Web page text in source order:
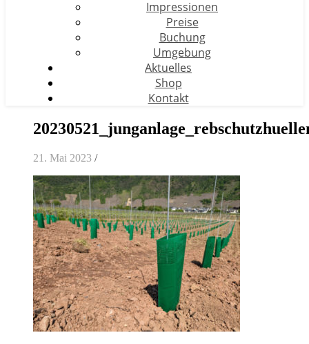
Impressionen
Preise
Buchung
Umgebung
Aktuelles
Shop
Kontakt
21. Mai 2023 /